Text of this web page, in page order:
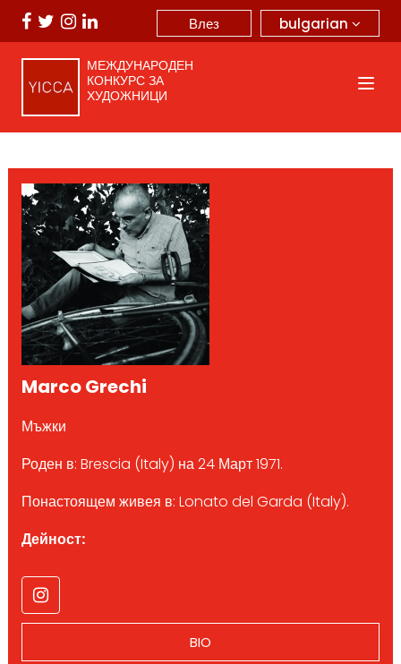
bulgarian
Влез
МЕЖДУНАРОДЕН
КОНКУРС ЗА
ХУДОЖНИЦИ
Marco Grechi
Мъжки
Роден в: Brescia (Italy) на 24 Март 1971.
Понастоящем живея в: Lonato del Garda (Italy).
Дейност:
BIO